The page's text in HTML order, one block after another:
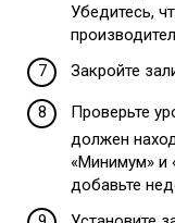
Убедитесь,
Закройте
Проверьте
должен
«Минимум» и
добавьте